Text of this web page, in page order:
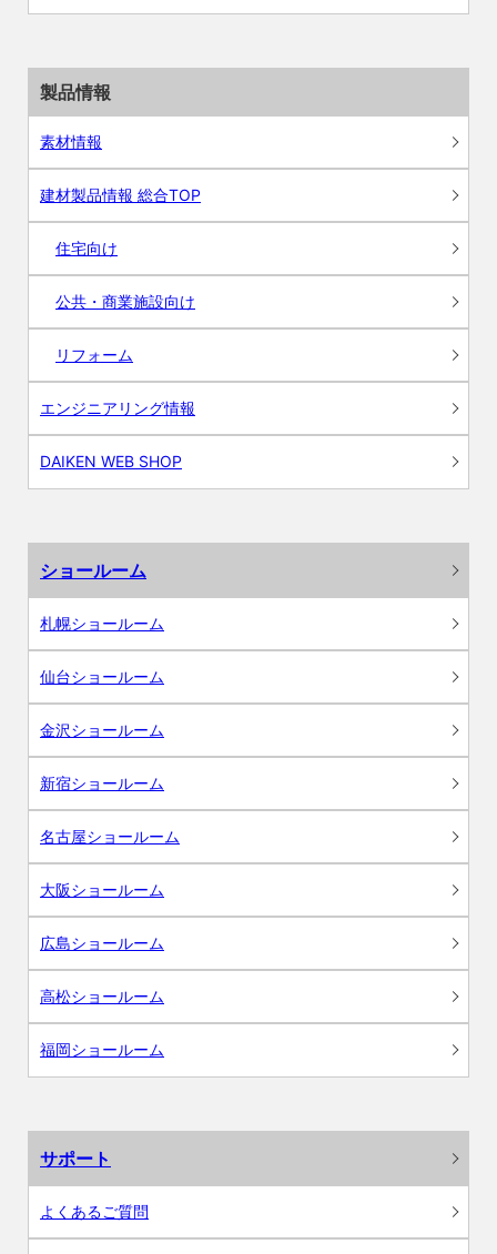
製品情報
素材情報
建材製品情報 総合TOP
住宅向け
公共・商業施設向け
リフォーム
エンジニアリング情報
DAIKEN WEB SHOP
ショールーム
札幌ショールーム
仙台ショールーム
金沢ショールーム
新宿ショールーム
名古屋ショールーム
大阪ショールーム
広島ショールーム
高松ショールーム
福岡ショールーム
サポート
よくあるご質問